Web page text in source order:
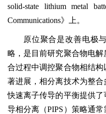
solid-state lithium metal
Communications》上。
原位聚合是改善电极
略，是目前研究聚合物电
合过程中调控聚合物相结
著进展，相分离技术为整
快速离子传导的平衡提供
导相分离（PIPS）策略通